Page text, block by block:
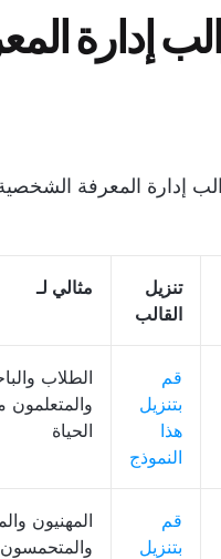
إدارة
إدارة المعرفة الشخصية
تنزيل
القالب
مثالي لـ
قم
بتنزيل
هذا
النموذج
الطلاب
والمتعلمون
الحياة
قم
بتنزيل
المهنيون
والمتحمسون